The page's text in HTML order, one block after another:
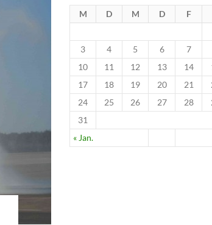
M D M D F
« Jan.
3
4 5 6 7
10
11 12 13 14
17
18 19 20 21
24
25 26 27 28
31